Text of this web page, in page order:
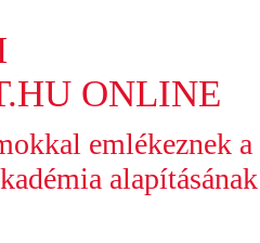
ONLINE
emlékeznek